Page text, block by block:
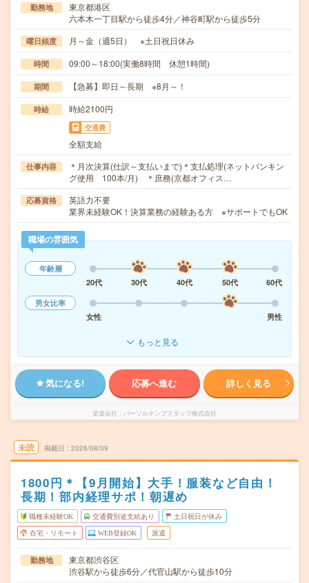
勤務地
東京都港区
六本木一丁目駅から徒歩4分／神谷町駅から徒歩5分
曜日頻度 月～金（週5日） ※土日祝日休み
時間 09:00～18:00(実働8時間 休憩1時間)
期間 【急募】即日～長期 ※8月～！
時給 時給2100円
交通費
全額支給
仕事内容
＊月次決算(仕訳～支払いまで)＊支払処理(ネットバンキン
グ使用 100本/月) ＊庶務(京都オフィス…
応募資格
英語力不要
業界未経験OK！決算業務の経験ある方 ※サポートでもOK
職場の雰囲気
年齢層
20代
30代 40代 50代
60代
男女比率
女性
男性
もっと見る
気になる! 応募へ進む 詳しく見る
派遣会社 パーソルテンプスタッフ株式会社
未読 掲載日 2026/08/09
1800円＊【9月開始】大手！服装など自由！
長期！部内経理サポ！朝遅め
職種未経験OK 交通費別途支給あり 土日祝日が休み
在宅・リモート WEB登録OK 派遣
勤務地
東京都渋谷区
渋谷駅から徒歩6分／代官山駅から徒歩10分